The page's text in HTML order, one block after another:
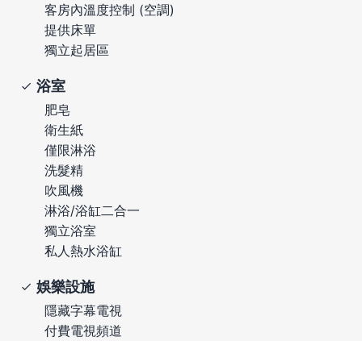
客房內溫度控制 (空調)
提供床單
獨立起居區
浴室
肥皂
衛生紙
僅限淋浴
洗髮精
吹風機
淋浴/浴缸二合一
獨立浴室
私人熱水浴缸
娛樂設施
隱藏字幕電視
付費電視頻道